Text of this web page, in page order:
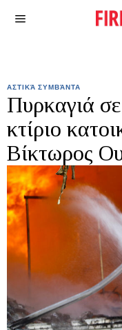
ΑΣΤΙΚΆ ΣΥΜΒΆΝΤΑ
Πυρκαγιά
κτίριο
Βίκτωρος